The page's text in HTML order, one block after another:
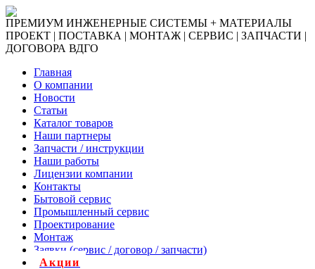
ПРЕМИУМ ИНЖЕНЕРНЫЕ СИСТЕМЫ + МАТЕРИАЛЫ
ПРОЕКТ | ПОСТАВКА | МОНТАЖ | СЕРВИС | ЗАПЧАСТИ |
ДОГОВОРА ВДГО
Главная
О компании
Новости
Статьи
Каталог товаров
Наши партнеры
Запчасти / инструкции
Наши работы
Лицензии компании
Контакты
Бытовой сервис
Промышленный сервис
Проектирование
Монтаж
Заявки (сервис / договор / запчасти)
Акции